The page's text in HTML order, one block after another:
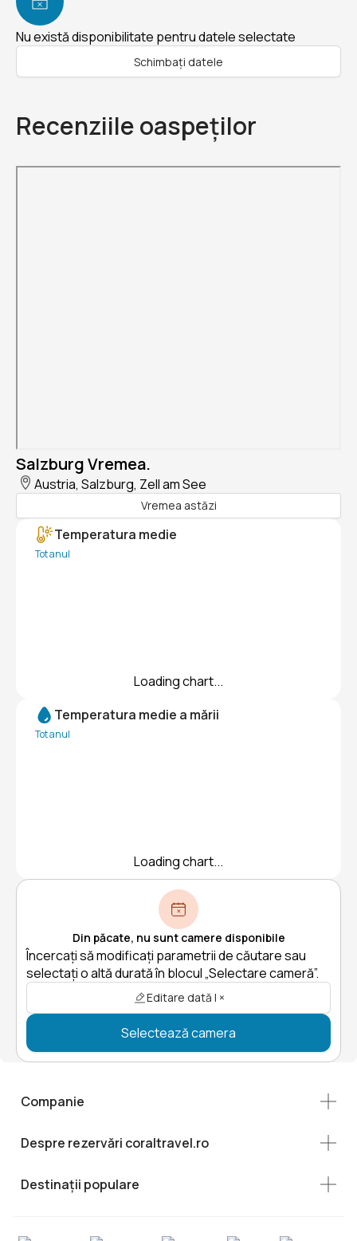
Nu există disponibilitate pentru datele selectate
Schimbați datele
Recenziile oaspeților
Salzburg Vremea.
Austria, Salzburg, Zell am See
Vremea astăzi
Temperatura medie
Tot anul
Loading chart...
Temperatura medie a mării
Tot anul
Loading chart...
Din păcate, nu sunt camere disponibile
Încercați să modificați parametrii de căutare sau
selectați o altă durată în blocul „Selectare cameră”.
Editare dată | ×
Selectează camera
Companie
Despre rezervări coraltravel.ro
Destinații populare